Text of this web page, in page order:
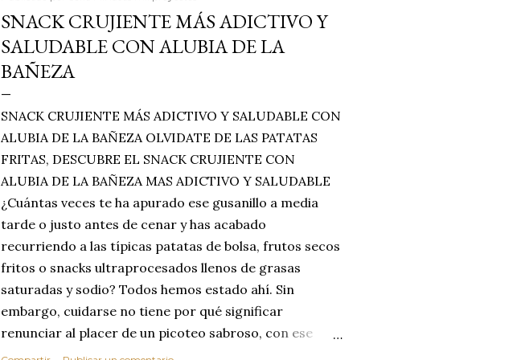
SNACK CRUJIENTE MÁS ADICTIVO Y
SALUDABLE CON ALUBIA DE LA
BAÑEZA
SNACK CRUJIENTE MÁS ADICTIVO Y SALUDABLE CON
ALUBIA DE LA BAÑEZA OLVIDATE DE LAS PATATAS
FRITAS, DESCUBRE EL SNACK CRUJIENTE CON
ALUBIA DE LA BAÑEZA MAS ADICTIVO Y SALUDABLE
¿Cuántas veces te ha apurado ese gusanillo a media
tarde o justo antes de cenar y has acabado
recurriendo a las típicas patatas de bolsa, frutos secos
fritos o snacks ultraprocesados llenos de grasas
saturadas y sodio? Todos hemos estado ahí. Sin
embargo, cuidarse no tiene por qué significar
renunciar al placer de un picoteo sabroso, con ese
toque tostado y crujiente que tanto nos satisface.